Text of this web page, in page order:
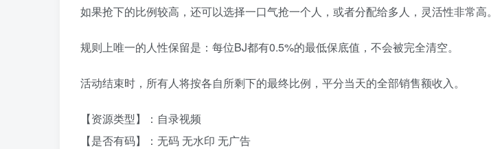
如果抢下的比例较高，还可以选择一口气抢一个人，或者分配给多人，灵活性非常高。
规则上唯一的人性保留是：每位BJ都有0.5%的最低保底值，不会被完全清空。
活动结束时，所有人将按各自所剩下的最终比例，平分当天的全部销售额收入。
【资源类型】：自录视频
【是否有码】：无码 无水印 无广告